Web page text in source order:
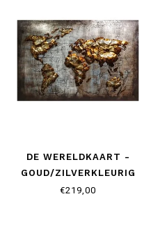
DE WERELDKAART -
GOUD/ZILVERKLEURIG
€219,00